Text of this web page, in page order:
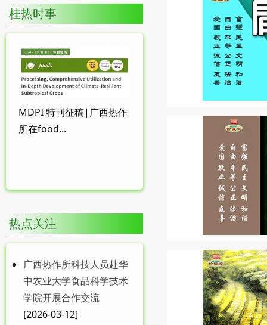
桂热时事
MDPI 特刊征稿|广西热作
所在food...
热点关注
广西热作所科技人员赴华
中农业大学食品科学技术
学院开展合作交流
[2026-03-12]